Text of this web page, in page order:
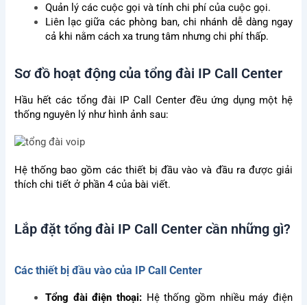
Quản lý các cuộc gọi và tính chi phí của cuộc gọi.
Liên lạc giữa các phòng ban, chi nhánh dễ dàng ngay
cả khi nằm cách xa trung tâm nhưng chi phí thấp.
Sơ đồ hoạt động của tổng đài IP Call Center
Hầu hết các tổng đài IP Call Center đều ứng dụng một hệ
thống nguyên lý như hình ảnh sau:
Hệ thống bao gồm các thiết bị đầu vào và đầu ra được giải
thích chi tiết ở phần 4 của bài viết.
Lắp đặt tổng đài IP Call Center cần những gì?
Các thiết bị đầu vào của IP Call Center
Tổng đài điện thoại:Hệ thống gồm nhiều máy điện